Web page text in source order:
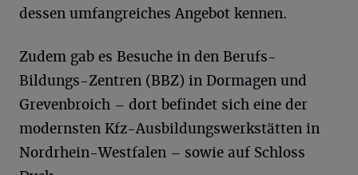
dessen umfangreiches Angebot kennen.
Zudem gab es Besuche in den Berufs-
Bildungs-Zentren (BBZ) in Dormagen und
Grevenbroich – dort befindet sich eine der
modernsten Kfz-Ausbildungswerkstätten in
Nordrhein-Westfalen – sowie auf Schloss